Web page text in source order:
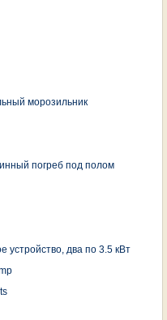
морозильник
погреб под полом
два по 3.5 кВт